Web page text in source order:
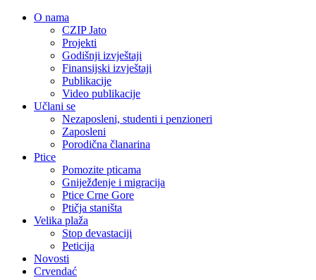
O nama
CZIP Jato
Projekti
Godišnji izvještaji
Finansijski izvještaji
Publikacije
Video publikacije
Učlani se
Nezaposleni, studenti i penzioneri
Zaposleni
Porodična članarina
Ptice
Pomozite pticama
Gniježđenje i migracija
Ptice Crne Gore
Ptičja staništa
Velika plaža
Stop devastaciji
Peticija
Novosti
Crvendać